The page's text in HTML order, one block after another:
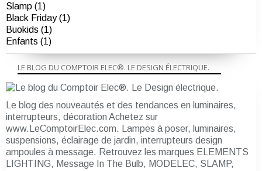
LE BLOG DU COMPTOIR ELEC®. LE DESIGN ÉLECTRIQUE.
Le blog des nouveautés et des tendances en luminaires,
interrupteurs, décoration Achetez sur
www.LeComptoirElec.com. Lampes à poser, luminaires,
suspensions, éclairage de jardin, interrupteurs design
ampoules à message. Retrouvez les marques ELEMENTS
LIGHTING, Message In The Bulb, MODELEC, SLAMP,
Slamp (1)
Black Friday (1)
Buokids (1)
Enfants (1)